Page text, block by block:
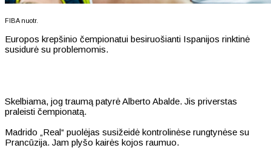
FIBA nuotr.
Europos krepšinio čempionatui besiruošianti Ispanijos rinktinė
susidurė su problemomis.
Skelbiama, jog traumą patyrė Alberto Abalde. Jis priverstas
praleisti čempionatą.
Madrido „Real“ puolėjas susižeidė kontrolinėse rungtynėse su
Prancūzija. Jam plyšo kairės kojos raumuo.